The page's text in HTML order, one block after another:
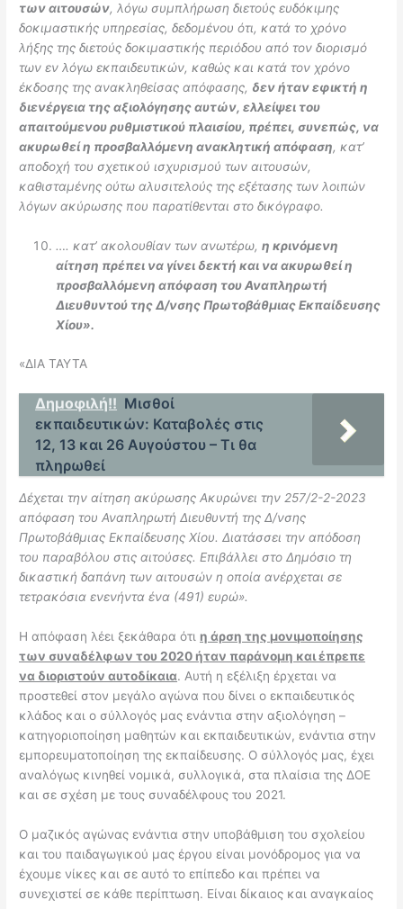
των αιτουσών, λόγω συμπλήρωση διετούς ευδόκιμης
δοκιμαστικής υπηρεσίας, δεδομένου ότι, κατά το χρόνο
λήξης της διετούς δοκιμαστικής περιόδου από τον διορισμό
των εν λόγω εκπαιδευτικών, καθώς και κατά τον χρόνο
έκδοσης της ανακληθείσας απόφασης, δεν ήταν εφικτή η
διενέργεια της αξιολόγησης αυτών, ελλείψει του
απαιτούμενου ρυθμιστικού πλαισίου, πρέπει, συνεπώς, να
ακυρωθεί η προσβαλλόμενη ανακλητική απόφαση, κατ’
αποδοχή του σχετικού ισχυρισμού των αιτουσών,
καθισταμένης ούτω αλυσιτελούς της εξέτασης των λοιπών
λόγων ακύρωσης που παρατίθενται στο δικόγραφο.
…. κατ’ ακολουθίαν των ανωτέρω,η κρινόμενη
αίτηση πρέπει να γίνει δεκτή και να ακυρωθεί η
προσβαλλόμενη απόφαση του Αναπληρωτή
Διευθυντού της Δ/νσης Πρωτοβάθμιας Εκπαίδευσης
Χίου».
«ΔΙΑ ΤΑΥΤΑ
Δημοφιλή!! Μισθοί
εκπαιδευτικών: Καταβολές στις
12, 13 και 26 Αυγούστου – Τι θα
πληρωθεί
Δέχεται την αίτηση ακύρωσης Ακυρώνει την 257/2-2-2023
απόφαση του Αναπληρωτή Διευθυντή της Δ/νσης
Πρωτοβάθμιας Εκπαίδευσης Χίου. Διατάσσει την απόδοση
του παραβόλου στις αιτούσες. Επιβάλλει στο Δημόσιο τη
δικαστική δαπάνη των αιτουσών η οποία ανέρχεται σε
τετρακόσια ενενήντα ένα (491) ευρώ».
Η απόφαση λέει ξεκάθαρα ότι η άρση της μονιμοποίησης
των συναδέλφων του 2020 ήταν παράνομη και έπρεπε
να διοριστούν αυτοδίκαια. Αυτή η εξέλιξη έρχεται να
προστεθεί στον μεγάλο αγώνα που δίνει ο εκπαιδευτικός
κλάδος και ο σύλλογός μας ενάντια στην αξιολόγηση –
κατηγοριοποίηση μαθητών και εκπαιδευτικών, ενάντια στην
εμπορευματοποίηση της εκπαίδευσης. Ο σύλλογός μας, έχει
αναλόγως κινηθεί νομικά, συλλογικά, στα πλαίσια της ΔΟΕ
και σε σχέση με τους συναδέλφους του 2021.
Ο μαζικός αγώνας ενάντια στην υποβάθμιση του σχολείου
και του παιδαγωγικού μας έργου είναι μονόδρομος για να
έχουμε νίκες και σε αυτό το επίπεδο και πρέπει να
συνεχιστεί σε κάθε περίπτωση. Είναι δίκαιος και αναγκαίος